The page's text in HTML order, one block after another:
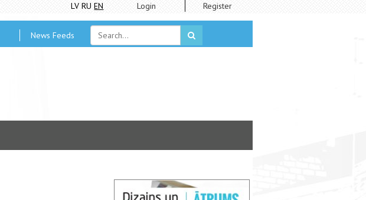
LV RU EN Login Register
News Feeds